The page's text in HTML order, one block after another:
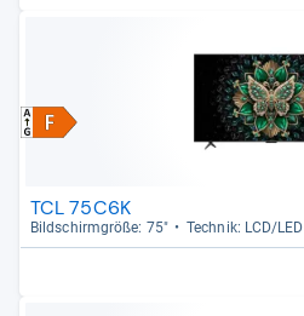
TCL 75C6K
Bild­schirm­größe: 75" Tech­nik: LCD/LED